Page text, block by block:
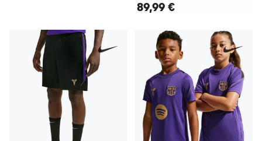
89,99 €